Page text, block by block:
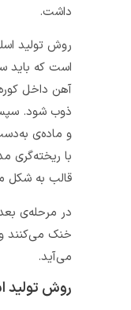
روش تولید اسلب در
است که باید سنگ آهن
آهن داخل کوره‌ی مواد
ذوب شود. سپس
و ماده‌ی به‌دست‌آمده را
با ریخته‌گری مداوم و
قالب به شکل مورد نظر
در مرحله‌ی بعد، با
خنک می‌کنند و سپس
روش تولید اسلب به